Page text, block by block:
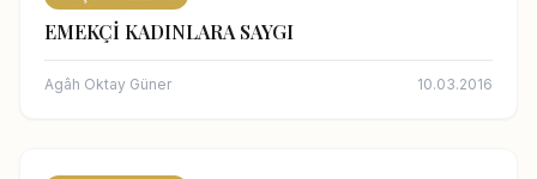
EMEKÇİ KADINLARA SAYGI
Agâh Oktay Güner 10.03.2016